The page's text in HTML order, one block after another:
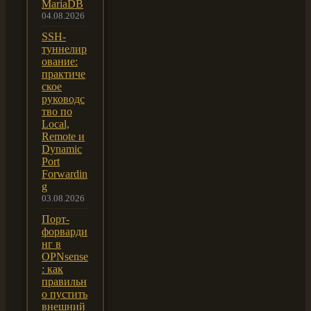
MariaDB
04.08.2026
SSH-
туннелир
ование:
практиче
ское
руководс
тво по
Local,
Remote и
Dynamic
Port
Forwardin
g
03.08.2026
Порт-
форварди
нг в
OPNsense
: как
правильн
о пустить
внешний